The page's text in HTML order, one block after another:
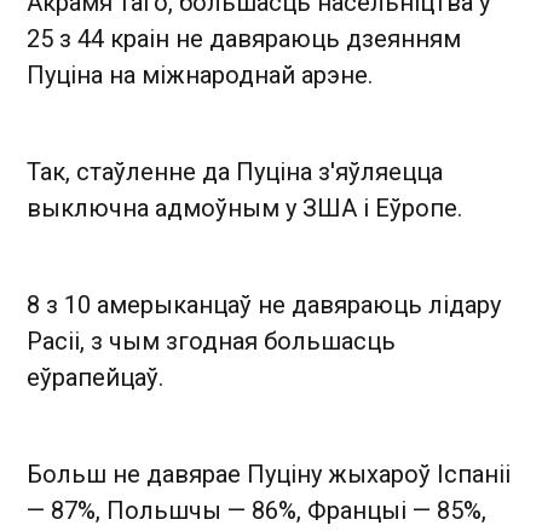
25 з 44 краін не давяраюць дзеянням
Пуціна на міжнароднай арэне.
Так, стаўленне да Пуціна з'яўляецца
выключна адмоўным у ЗША і Еўропе.
8 з 10 амерыканцаў не давяраюць лідару
Расіі, з чым згодная большасць
еўрапейцаў.
Больш не давярае Пуціну жыхароў Іспаніі
— 87%, Польшчы — 86%, Францыі — 85%,